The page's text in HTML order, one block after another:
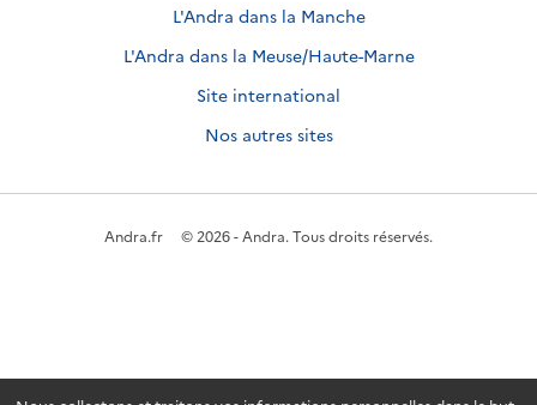
L'Andra dans la Manche
L'Andra dans la Meuse/Haute-Marne
Site international
Nos autres sites
Andra.fr © 2026 - Andra. Tous droits réservés.